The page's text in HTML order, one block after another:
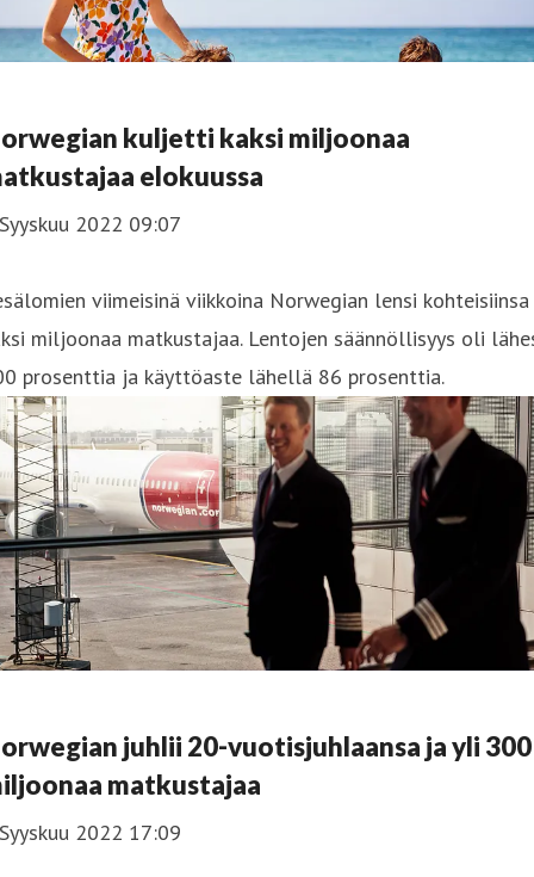
kuljetti kaksi miljoonaa
elokuussa
2022 09:07
viimeisinä viikkoina Norwegian lensi kohteisiinsa
miljoonaa matkustajaa. Lentojen säännöllisyys oli
prosenttia ja käyttöaste lähellä 86 prosenttia.
juhlii 20-vuotisjuhlaansa ja yli 300
matkustajaa
2022 17:09